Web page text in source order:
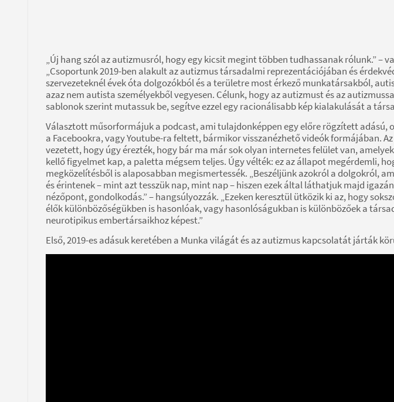
„Új hang szól az autizmusról, hogy egy kicsit megint többen tudhassanak rólunk.” –
„Csoportunk 2019-ben alakult az autizmus társadalmi reprezentációjában és
szervezeteknél évek óta dolgozókból és a területre most érkező munkatársakból,
azaz nem autista személyekből vegyesen. Célunk, hogy az autizmust és az
sablonok szerint mutassuk be, segítve ezzel egy racionálisabb kép kialakulását a
Választott műsorformájuk a podcast, ami tulajdonképpen egy előre rögzített adású,
a Facebookra, vagy Youtube-ra feltett, bármikor visszanézhető videók formájában.
vezetett, hogy úgy érezték, hogy bár ma már sok olyan internetes felület van,
kellő figyelmet kap, a paletta mégsem teljes. Úgy vélték: ez az állapot megérdemli,
megközelítésből is alaposabban megismertessék. „Beszéljünk azokról a dolgokról,
és érintenek – mint azt tesszük nap, mint nap – hiszen ezek által láthatjuk majd
nézőpont, gondolkodás.” – hangsúlyozzák. „Ezeken keresztül ütközik ki az, hogy
élők különbözőségükben is hasonlóak, vagy hasonlóságukban is különbözőek a
neurotipikus embertársaikhoz képest.”
Első, 2019-es adásuk keretében a Munka világát és az autizmus kapcsolatát járták